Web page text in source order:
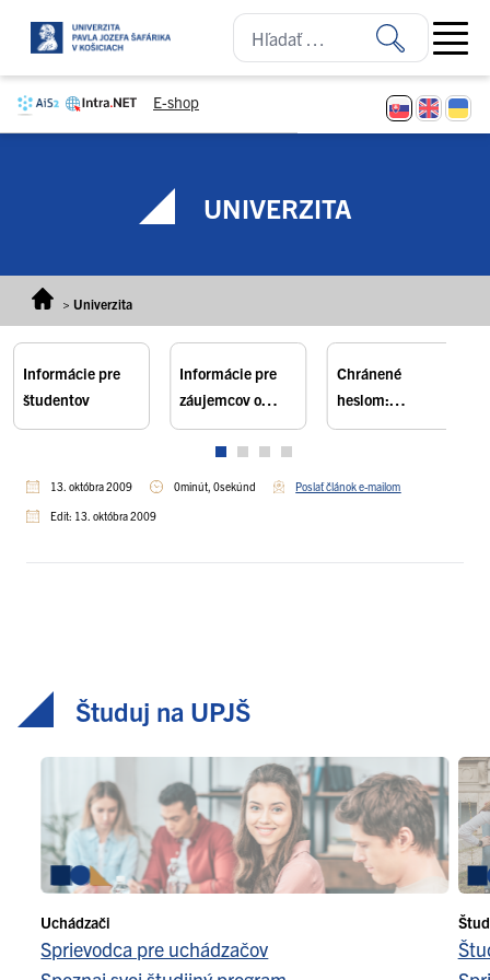
E-shop
Open
UNIVERZITA
> Univerzita
Informácie pre
študentov
Informácie pre
záujemcov o
štúdium
Chránené
heslom:
Informácie pre
13. októbra 2009 0minút, 0sekúnd Poslať článok e-mailom
Edit: 13. októbra 2009
Študuj na UPJŠ
Uchádzači
Sprievodca pre uchádzačov